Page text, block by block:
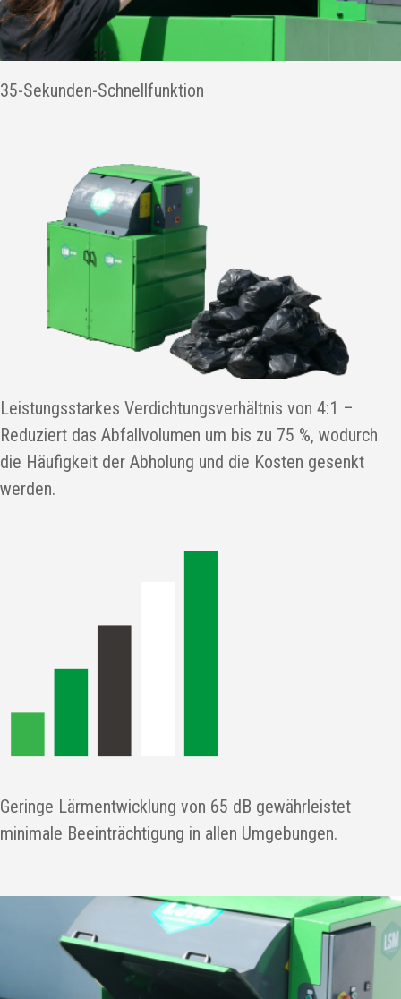
35-Sekunden-Schnellfunktion
Leistungsstarkes Verdichtungsverhältnis von 4:1 –
Reduziert das Abfallvolumen um bis zu 75 %, wodurch
die Häufigkeit der Abholung und die Kosten gesenkt
werden.
Geringe Lärmentwicklung von 65 dB gewährleistet
minimale Beeinträchtigung in allen Umgebungen.